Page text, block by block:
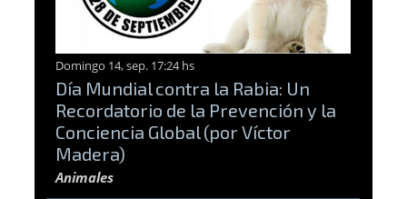
Domingo 14, sep. 17:24 hs
Día Mundial contra la Rabia: Un
Recordatorio de la Prevención y la
Conciencia Global (por Víctor
Madera)
Animales